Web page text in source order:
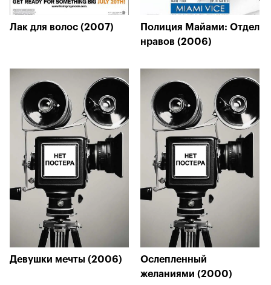
Лак для волос (2007)
Полиция Майами: Отдел
нравов (2006)
Девушки мечты (2006)
Ослепленный
желаниями (2000)